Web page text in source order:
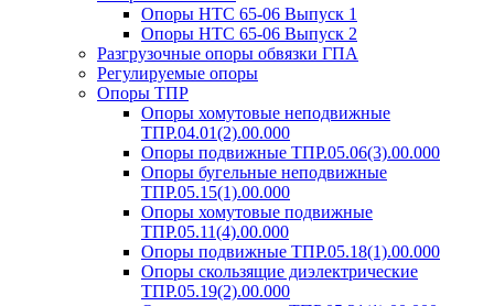
Опоры НТС 65-06 Выпуск 1
Опоры НТС 65-06 Выпуск 2
Разгрузочные опоры обвязки ГПА
Регулируемые опоры
Опоры ТПР
Опоры хомутовые неподвижные
ТПР.04.01(2).00.000
Опоры подвижные ТПР.05.06(3).00.000
Опоры бугельные неподвижные
ТПР.05.15(1).00.000
Опоры хомутовые подвижные
ТПР.05.11(4).00.000
Опоры подвижные ТПР.05.18(1).00.000
Опоры скользящие диэлектрические
ТПР.05.19(2).00.000